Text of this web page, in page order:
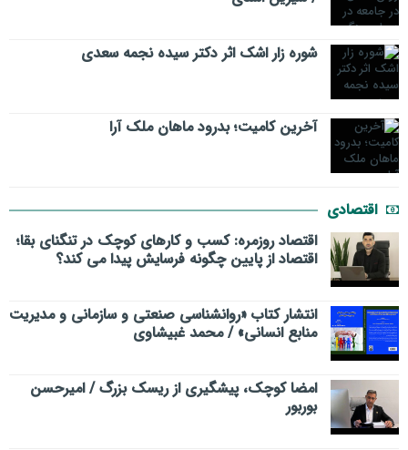
شوره زار اشک اثر دکتر سیده نجمه سعدی
​آخرین کامیت؛ بدرود ماهان ملک آرا
اقتصادی
اقتصاد روزمره: کسب‌ و کارهای کوچک در تنگنای بقا؛
اقتصاد از پایین چگونه فرسایش پیدا می کند؟
انتشار کتاب «روانشناسی صنعتی و سازمانی و مدیریت
منابع انسانی» / محمد غبیشاوی
امضا کوچک، پیشگیری از ریسک بزرگ / امیرحسن
بوربور